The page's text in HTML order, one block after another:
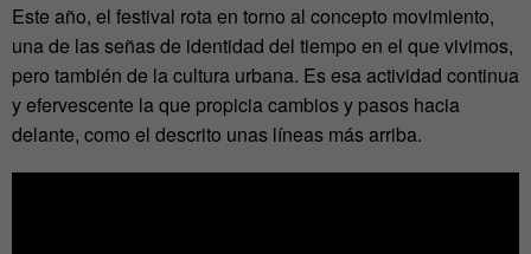
Este año, el festival rota en torno al concepto movimiento,
una de las señas de identidad del tiempo en el que vivimos,
pero también de la cultura urbana. Es esa actividad continua
y efervescente la que propicia cambios y pasos hacia
delante, como el descrito unas líneas más arriba.